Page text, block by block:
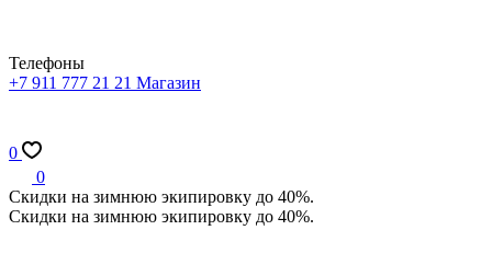
Телефоны
+7 911 777 21 21 Магазин
0
0
Скидки на зимнюю экипировку до 40%.
Скидки на зимнюю экипировку до 40%.